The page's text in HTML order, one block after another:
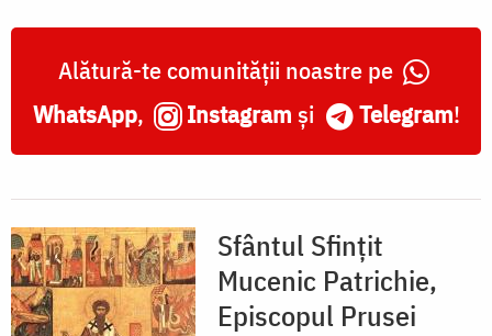
Alătură-te comunității noastre pe
WhatsApp, Instagram și Telegram!
Sfântul Sfințit
Mucenic Patrichie,
Episcopul Prusei